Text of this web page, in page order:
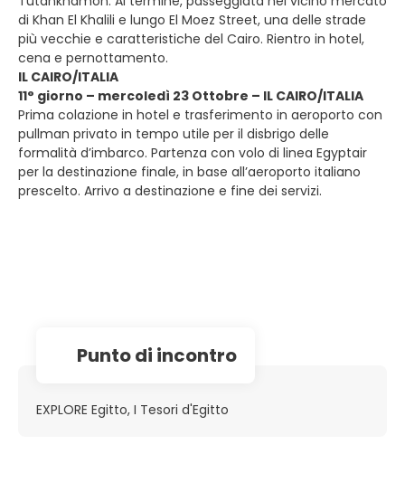
di Khan El Khalili e lungo El Moez Street, una delle strade
più vecchie e caratteristiche del Cairo. Rientro in hotel,
cena e pernottamento.
IL CAIRO/ITALIA
11° giorno – mercoledì 23 Ottobre – IL CAIRO/ITALIA
Prima colazione in hotel e trasferimento in aeroporto con
pullman privato in tempo utile per il disbrigo delle
formalità d’imbarco. Partenza con volo di linea Egyptair
per la destinazione finale, in base all’aeroporto italiano
prescelto. Arrivo a destinazione e fine dei servizi.
Punto di incontro
EXPLORE Egitto, I Tesori d'Egitto